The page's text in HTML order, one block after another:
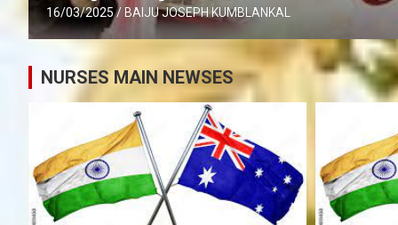
16/03/2025 BAIJU JOSEPH KUMBLANKAL
NURSES MAIN NEWSES